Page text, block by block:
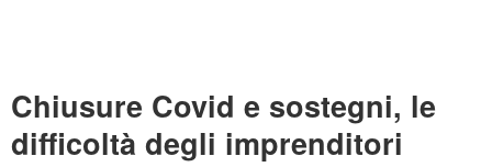
Chiusure Covid e sostegni, le
difficoltà degli imprenditori